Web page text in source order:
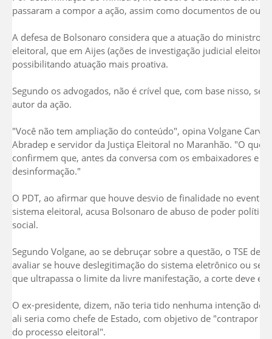
passaram a compor a ação, assim como documentos de
A defesa de Bolsonaro considera que a atuação do ministro
eleitoral, que em Aijes (ações de investigação judicial
possibilitando atuação mais proativa.
Segundo os advogados, não é crível que, com base nisso, se
autor da ação.
"Você não tem ampliação do conteúdo", opina Volgane
Abradep e servidor da Justiça Eleitoral no Maranhão. "O que
confirmem que, antes da conversa com os embaixadores e
desinformação."
O PDT, ao afirmar que houve desvio de finalidade no evento
sistema eleitoral, acusa Bolsonaro de abuso de poder
social.
Segundo Volgane, ao se debruçar sobre a questão, o TSE
avaliar se houve deslegitimação do sistema eletrônico ou se
que ultrapassa o limite da livre manifestação, a corte deve
O ex-presidente, dizem, não teria tido nenhuma intenção de
ali seria como chefe de Estado, com objetivo de "contrapor
do processo eleitoral".